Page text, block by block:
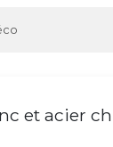
et acier